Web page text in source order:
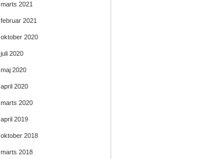
marts 2021
februar 2021
oktober 2020
juli 2020
maj 2020
april 2020
marts 2020
april 2019
oktober 2018
marts 2018